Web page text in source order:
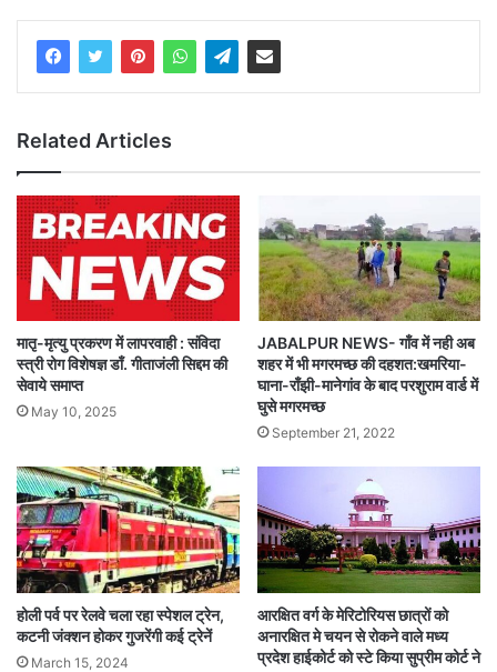
Related Articles
मातृ-मृत्यु प्रकरण में लापरवाही : संविदा
स्त्री रोग विशेषज्ञ डाँ. गीताजंली सिद्दम की
सेवाये समाप्त
May 10, 2025
JABALPUR NEWS- गाँव में नही अब
शहर में भी मगरमच्छ की दहशत:खमरिया-
घाना-राँझी-मानेगांव के बाद परशुराम वार्ड में
घुसे मगरमच्छ
September 21, 2022
होली पर्व पर रेलवे चला रहा स्पेशल ट्रेन,
कटनी जंक्शन होकर गुजरेंगी कई ट्रेनें
March 15, 2024
आरक्षित वर्ग के मेरिटोरियस छात्रों को
अनारक्षित मे चयन से रोकने वाले मध्य
प्रदेश हाईकोर्ट को स्टे किया सुप्रीम कोर्ट ने